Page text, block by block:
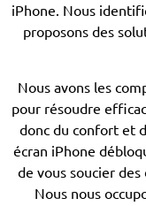
iPhone. Nous
proposons des
Nous avons les
pour résoudre
donc du confort et
écran iPhone
de vous soucier
Nous nous